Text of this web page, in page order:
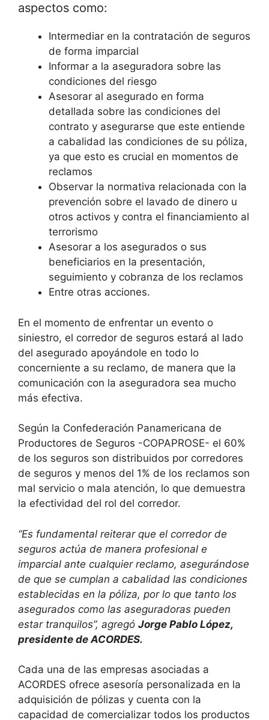
aspectos como:
Intermediar en la contratación de seguros
de forma imparcial
Informar a la aseguradora sobre las
condiciones del riesgo
Asesorar al asegurado en forma
detallada sobre las condiciones del
contrato y asegurarse que este entiende
a cabalidad las condiciones de su póliza,
ya que esto es crucial en momentos de
reclamos
Observar la normativa relacionada con la
prevención sobre el lavado de dinero u
otros activos y contra el financiamiento al
terrorismo
Asesorar a los asegurados o sus
beneficiarios en la presentación,
seguimiento y cobranza de los reclamos
Entre otras acciones.
En el momento de enfrentar un evento o
siniestro, el corredor de seguros estará al lado
del asegurado apoyándole en todo lo
concerniente a su reclamo, de manera que la
comunicación con la aseguradora sea mucho
más efectiva.
Según la Confederación Panamericana de
Productores de Seguros -COPAPROSE- el 60%
de los seguros son distribuidos por corredores
de seguros y menos del 1% de los reclamos son
mal servicio o mala atención, lo que demuestra
la efectividad del rol del corredor.
“Es fundamental reiterar que el corredor de
seguros actúa de manera profesional e
imparcial ante cualquier reclamo, asegurándose
de que se cumplan a cabalidad las condiciones
establecidas en la póliza, por lo que tanto los
asegurados como las aseguradoras pueden
estar tranquilos”, agregó Jorge Pablo López,
presidente de ACORDES.
Cada una de las empresas asociadas a
ACORDES ofrece asesoría personalizada en la
adquisición de pólizas y cuenta con la
capacidad de comercializar todos los productos